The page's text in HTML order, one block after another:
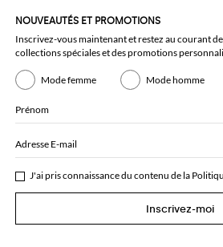
NOUVEAUTÉS ET PROMOTIONS
Inscrivez-vous maintenant et restez au courant
collections spéciales et des promotions
Mode femme Mode homme
Prénom
Adresse E-mail
J'ai pris connaissance du contenu de la
Inscrivez-moi